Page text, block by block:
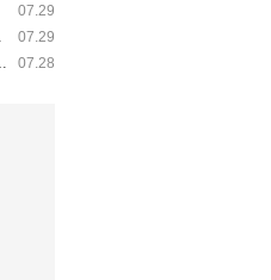
07.29
07.29
07.28